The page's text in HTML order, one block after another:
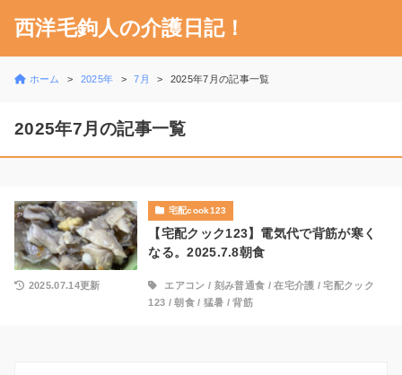
西洋毛鉤人の介護日記！
ホーム 2025年 7月 2025年7月の記事一覧
2025年7月の記事一覧
宅配cook123
【宅配クック123】電気代で背筋が寒く
なる。2025.7.8朝食
2025.07.14更新 エアコン / 刻み普通食 /在宅介護 /宅配クック
123 /朝食/ 猛暑 /背筋